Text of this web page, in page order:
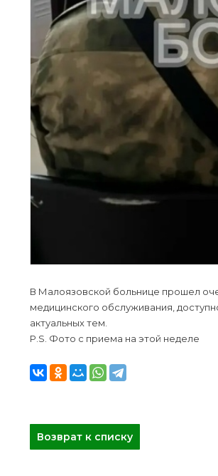
В Малоязовской больнице прошел
медицинского обслуживания,
актуальных тем.
P.S. Фото с приема на этой неделе
Возврат к списку